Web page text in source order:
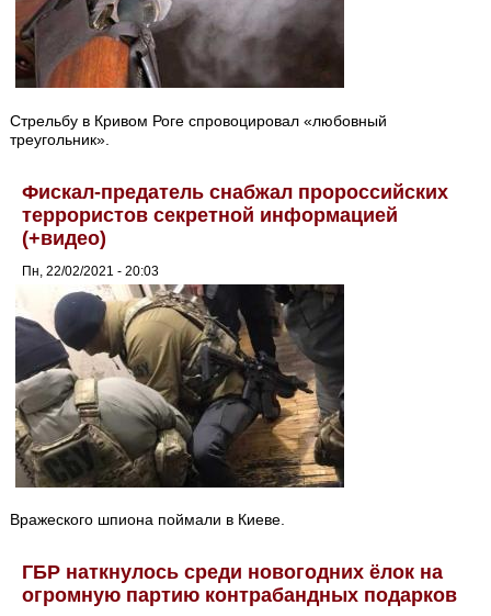
Стрельбу в Кривом Роге спровоцировал «любовный
треугольник».
Фискал-предатель снабжал пророссийских
террористов секретной информацией
(+видео)
Пн, 22/02/2021 - 20:03
Вражеского шпиона поймали в Киеве.
ГБР наткнулось среди новогодних ёлок на
огромную партию контрабандных подарков